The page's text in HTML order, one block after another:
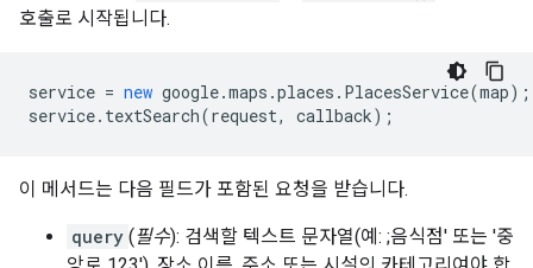
호출로 시작됩니다.
service = new google.maps .places . PlacesService(map);
service. textSearch(request, callback);
이 메서드는 다음 필드가 포함된 요청을 받습니다.
query (필수): 검색할 텍스트 문자열(예: ;음식점' 또는 '중